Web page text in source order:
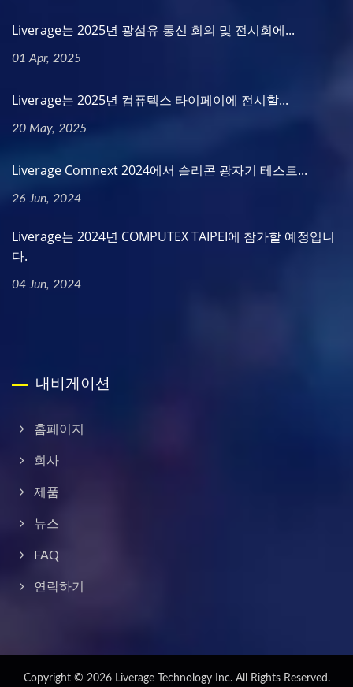
Liverage는 2025년 광섬유 통신 회의 및 전시회에...
01 Apr, 2025
Liverage는 2025년 컴퓨텍스 타이페이에 전시할...
20 May, 2025
Liverage Comnext 2024에서 슬리콘 광자기 테스트...
26 Jun, 2024
Liverage는 2024년 COMPUTEX TAIPEI에 참가할 예정입니
다.
04 Jun, 2024
내비게이션
홈페이지
회사
제품
뉴스
FAQ
연락하기
Copyright © 2026 Liverage Technology Inc.All Rights Reserved.